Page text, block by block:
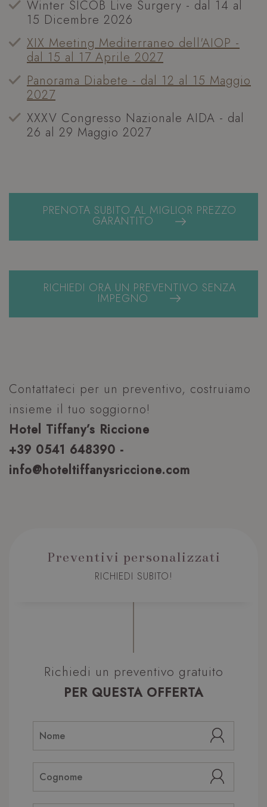
Winter SICOB Live Surgery - dal 14 al
15 Dicembre 2026
XIX Meeting Mediterraneo dell'AIOP -
dal 15 al 17 Aprile 2027
Panorama Diabete - dal 12 al 15 Maggio
2027
XXXV Congresso Nazionale AIDA - dal
26 al 29 Maggio 2027
PRENOTA SUBITO AL MIGLIOR PREZZO
GARANTITO
RICHIEDI ORA UN PREVENTIVO SENZA
IMPEGNO
Contattateci per un preventivo, costruiamo
insieme il tuo soggiorno!
Hotel Tiffany’s Riccione
+39 0541 648390 -
info@hoteltiffanysriccione.com
Preventivi personalizzati
RICHIEDI SUBITO!
Richiedi un preventivo gratuito
PER QUESTA OFFERTA